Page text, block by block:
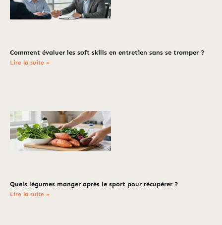
Comment évaluer les soft skills en entretien sans se tromper ?
Lire la suite »
Quels légumes manger après le sport pour récupérer ?
Lire la suite »